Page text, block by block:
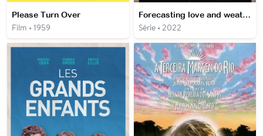
Please Turn Over
Film • 1959
Forecasting love and weather
Série • 2022